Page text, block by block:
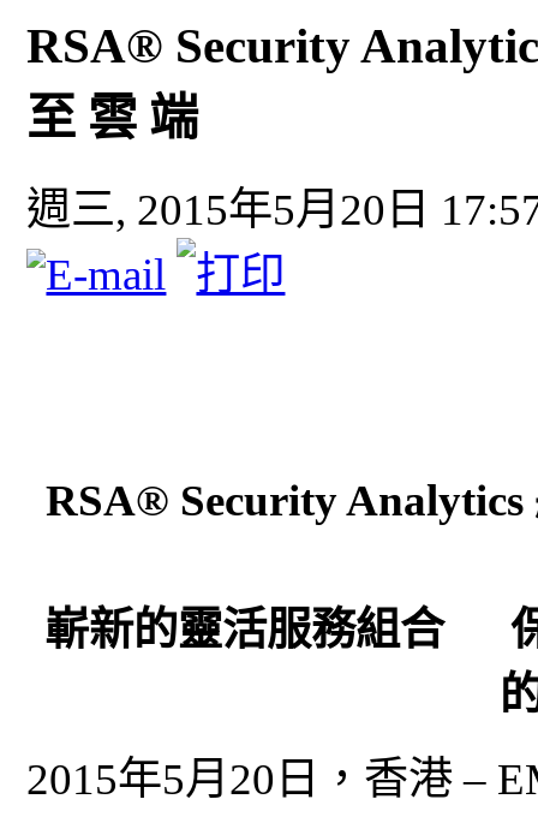
RSA® Security
至 雲 端
週三, 2015年5月20日
RSA® Security Analytics
嶄新的靈活服務組合
2015年5月20日，香港 –